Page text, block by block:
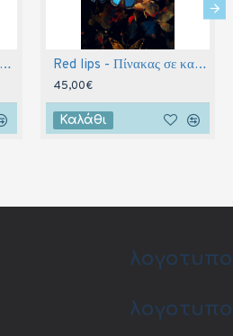
Hong Kong at dusk - Πίνακας σε καμβά Red lips - Πίνακας σε καμβά
45,00€
Καλάθι
λογοτυπο
λογοτυπο